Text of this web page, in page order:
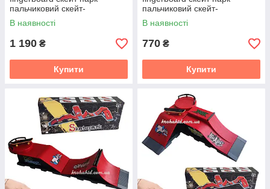
пальчиковий скейт-
фінгерборд 3 скейти у
комплекті
В наявності
1 190 ₴
Купити
пальчиковий скейт-
фінгерборд 2 скейти у
комплекті
В наявності
770 ₴
Купити